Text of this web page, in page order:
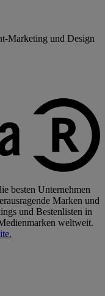
Marketing und Design
besten Unternehmen
Marken und
und Bestenlisten in
weltweit.